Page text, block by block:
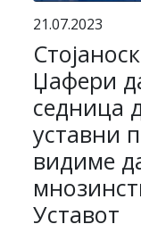
21.07.2023
Џафери
седница
уставни
видиме
Уставот